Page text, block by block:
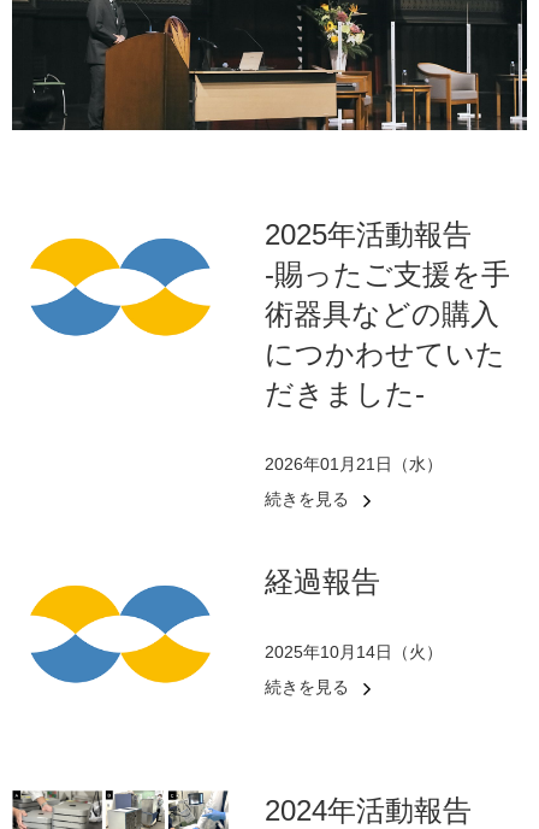
2025年活動報告
-賜ったご支援を手
術器具などの購入
につかわせていた
だきました-
2026年01月21日（水）
続きを見る
経過報告
2025年10月14日（火）
続きを見る
2024年活動報告